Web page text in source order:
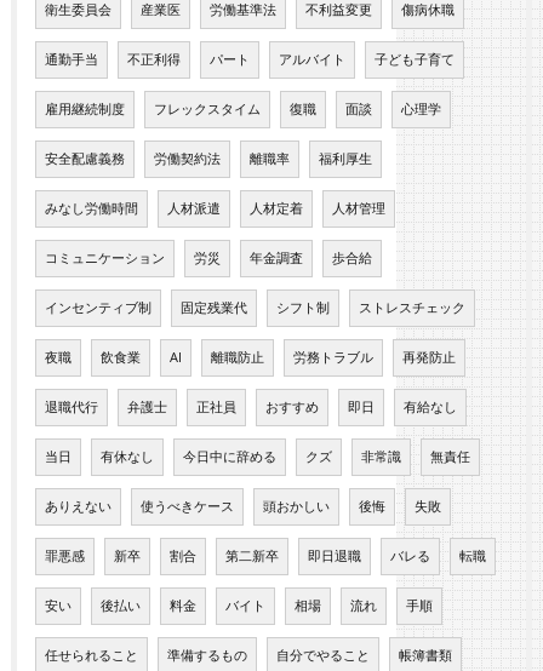
衛生委員会 産業医 労働基準法 不利益変更 傷病休職
通勤手当 不正利得 パート アルバイト 子ども子育て
雇用継続制度 フレックスタイム 復職 面談 心理学
安全配慮義務 労働契約法 離職率 福利厚生
みなし労働時間 人材派遣 人材定着 人材管理
コミュニケーション 労災 年金調査 歩合給
インセンティブ制 固定残業代 シフト制 ストレスチェック
夜職 飲食業 AI 離職防止 労務トラブル 再発防止
退職代行 弁護士 正社員 おすすめ 即日 有給なし
当日 有休なし 今日中に辞める クズ 非常識 無責任
ありえない 使うべきケース 頭おかしい 後悔 失敗
罪悪感 新卒 割合 第二新卒 即日退職 バレる 転職
安い 後払い 料金 バイト 相場 流れ 手順
任せられること 準備するもの 自分でやること 帳簿書類